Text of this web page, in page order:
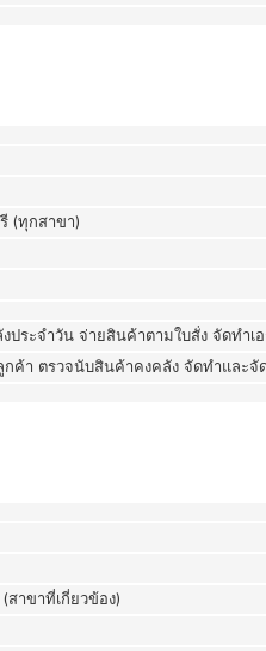
(ทุกสาขา)
ระจำวัน จ่ายสินค้าตามใบสั่ง จัดทำเ
ค้า ตรวจนับสินค้าคงคลัง จัดทำและจั
าขาที่เกี่ยวข้อง)